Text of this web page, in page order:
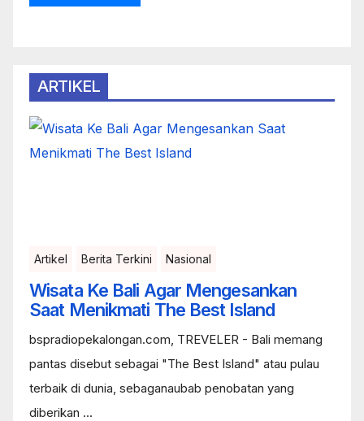
ARTIKEL
Artikel Berita Terkini Nasional
Wisata Ke Bali Agar Mengesankan
Saat Menikmati The Best Island
bspradiopekalongan.com, TREVELER - Bali memang
pantas disebut sebagai "The Best Island" atau pulau
terbaik di dunia, sebaganaubab penobatan yang
diberikan ...